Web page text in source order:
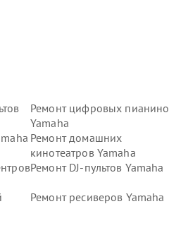
Ремонт цифровых пианино
Yamaha
Ремонт домашних
кинотеатров Yamaha
Ремонт DJ-пультов Yamaha
Ремонт ресиверов Yamaha